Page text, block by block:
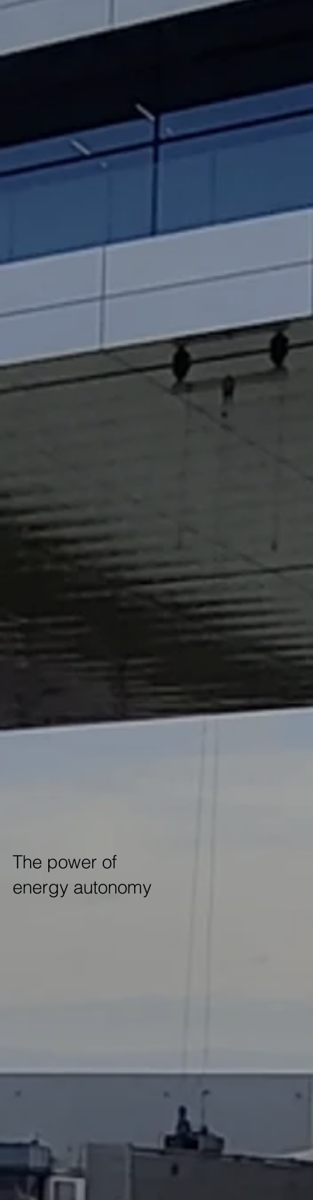
The power of
energy autonomy